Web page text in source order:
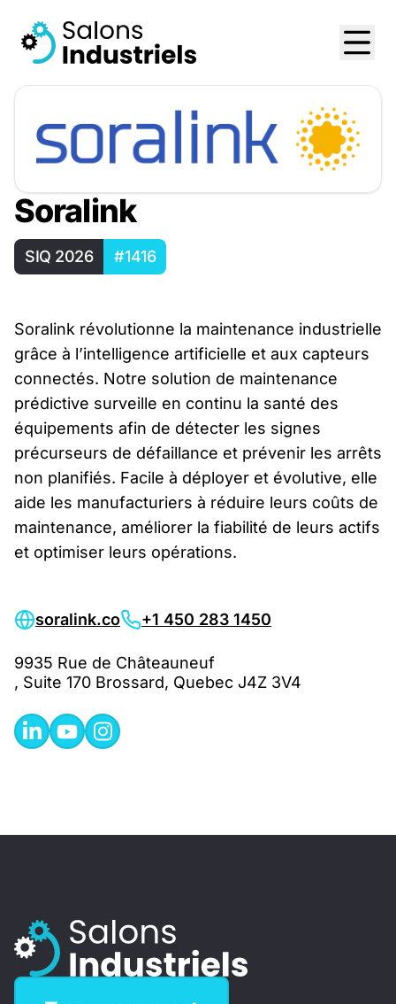
Soralink
SIQ 2026 #1416
Soralink révolutionne la maintenance industrielle
grâce à l’intelligence artificielle et aux capteurs
connectés. Notre solution de maintenance
prédictive surveille en continu la santé des
équipements afin de détecter les signes
précurseurs de défaillance et prévenir les arrêts
non planifiés. Facile à déployer et évolutive, elle
aide les manufacturiers à réduire leurs coûts de
maintenance, améliorer la fiabilité de leurs actifs
et optimiser leurs opérations.
soralink.co +1 450 283 1450
9935 Rue de Châteauneuf
, Suite 170 Brossard, Quebec J4Z 3V4